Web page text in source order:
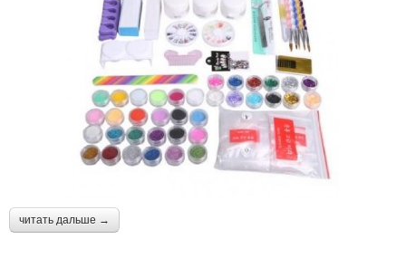
читать дальше →